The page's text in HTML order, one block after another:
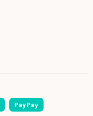
PayPay